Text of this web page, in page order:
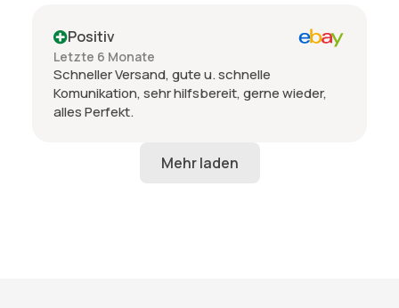
Positiv
Letzte 6 Monate
Schneller Versand, gute u. schnelle
Komunikation, sehr hilfsbereit, gerne wieder,
alles Perfekt.